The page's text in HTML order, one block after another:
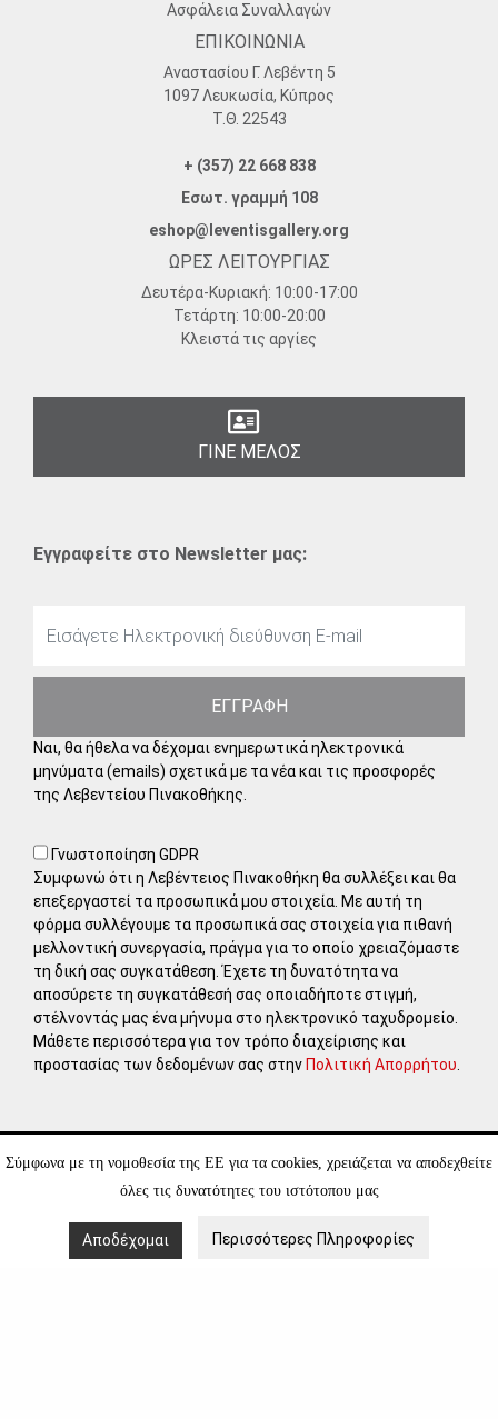
Σύμφωνα με τη νομοθεσία της ΕΕ για τα cookies, χρειάζεται να αποδεχθείτε
όλες τις δυνατότητες του ιστότοπου μας
Αποδέχομαι Περισσότερες Πληροφορίες
Ασφάλεια Συναλλαγών
ΕΠΙΚΟΙΝΩΝΙΑ
Αναστασίου Γ. Λεβέντη 5
1097 Λευκωσία, Κύπρος
Τ.Θ. 22543
+ (357) 22 668 838
Εσωτ. γραμμή 108
eshop@leventisgallery.org
ΩΡΕΣ ΛΕΙΤΟΥΡΓΙΑΣ
Δευτέρα-Κυριακή: 10:00-17:00
Τετάρτη: 10:00-20:00
Κλειστά τις αργίες
ΓΙΝΕ ΜΕΛΟΣ
Εγγραφείτε στο Newsletter μας:
ΕΓΓΡΑΦΗ
Ναι, θα ήθελα να δέχομαι ενημερωτικά ηλεκτρονικά
μηνύματα (emails) σχετικά με τα νέα και τις προσφορές
της Λεβεντείου Πινακοθήκης.
Γνωστοποίηση GDPR
Συμφωνώ ότι η Λεβέντειος Πινακοθήκη θα συλλέξει και θα
επεξεργαστεί τα προσωπικά μου στοιχεία. Με αυτή τη
φόρμα συλλέγουμε τα προσωπικά σας στοιχεία για πιθανή
μελλοντική συνεργασία, πράγμα για το οποίο χρειαζόμαστε
τη δική σας συγκατάθεση. Έχετε τη δυνατότητα να
αποσύρετε τη συγκατάθεσή σας οποιαδήποτε στιγμή,
στέλνοντάς μας ένα μήνυμα στο ηλεκτρονικό ταχυδρομείο.
Μάθετε περισσότερα για τον τρόπο διαχείρισης και
προστασίας των δεδομένων σας στην Πολιτική Απορρήτου
ΕΠΙΣΚΕΦΘΕΙΤΕ
leventisgallery.org